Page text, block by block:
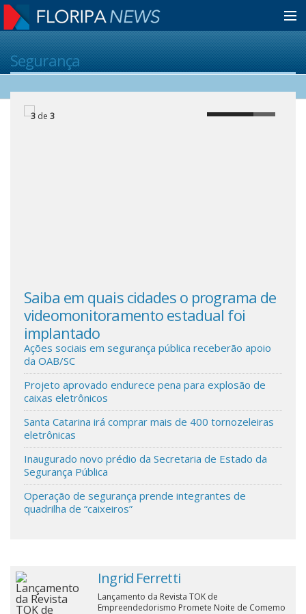
Home
Cinema
Agenda Cultural
Anuncie
Fale Conosco
Segurança
Saiba em quais cidades o programa de
videomonitoramento estadual foi
implantado
3 de3
Ações sociais em segurança pública receberão apoio
da OAB/SC
Projeto aprovado endurece pena para explosão de
caixas eletrônicos
Santa Catarina irá comprar mais de 400 tornozeleiras
eletrônicas
Inaugurado novo prédio da Secretaria de Estado da
Segurança Pública
Operação de segurança prende integrantes de
quadrilha de “caixeiros”
Ingrid Ferretti
Lançamento da Revista TOK de
Empreendedorismo Promete Noite de Comemo